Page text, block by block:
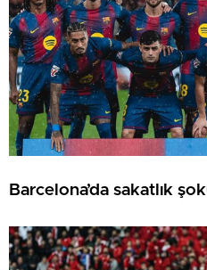
Barcelona’da sakatlık